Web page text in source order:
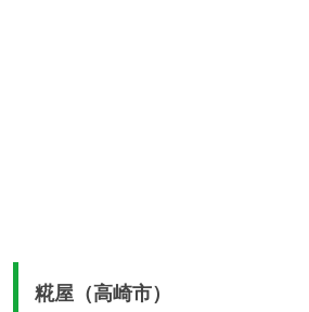
糀屋（高崎市）